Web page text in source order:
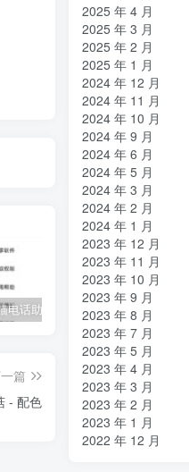
招财猫电话助手v1.2电销神器 在线cs摸鱼神器
篇
- 配色
2025 年 4 月
2025 年 3 月
2025 年 2 月
2025 年 1 月
2024 年 12 月
2024 年 11 月
2024 年 10 月
2024 年 9 月
2024 年 6 月
2024 年 5 月
2024 年 3 月
2024 年 2 月
2024 年 1 月
2023 年 12 月
2023 年 11 月
2023 年 10 月
2023 年 9 月
2023 年 8 月
2023 年 7 月
2023 年 5 月
2023 年 4 月
2023 年 3 月
2023 年 2 月
2023 年 1 月
2022 年 12 月